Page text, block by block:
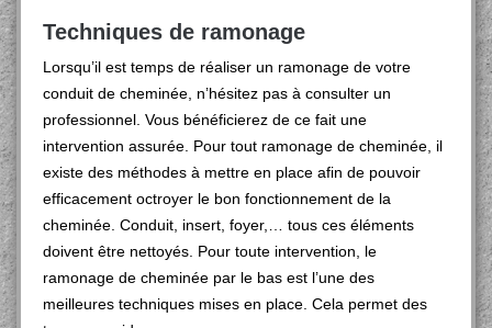
Techniques de ramonage
Lorsqu’il est temps de réaliser un ramonage de votre
conduit de cheminée, n’hésitez pas à consulter un
professionnel. Vous bénéficierez de ce fait une
intervention assurée. Pour tout ramonage de cheminée, il
existe des méthodes à mettre en place afin de pouvoir
efficacement octroyer le bon fonctionnement de la
cheminée. Conduit, insert, foyer,… tous ces éléments
doivent être nettoyés. Pour toute intervention, le
ramonage de cheminée par le bas est l’une des
meilleures techniques mises en place. Cela permet des